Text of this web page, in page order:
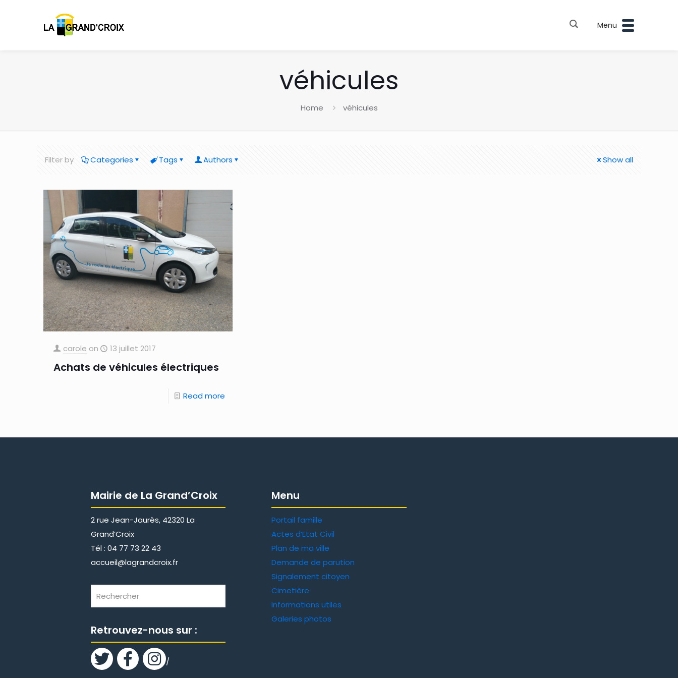
Menu
véhicules
Home véhicules
Filter by Categories Tags Authors Show all
carole on 13 juillet 2017
Achats de véhicules électriques
Read more
Mairie de La Grand’Croix
2 rue Jean-Jaurès, 42320 La
Grand’Croix
Tél : 04 77 73 22 43
accueil@lagrandcroix.fr
Retrouvez-nous sur :
/
Menu
Portail famille
Actes d’Etat Civil
Plan de ma ville
Demande de parution
Signalement citoyen
Cimetière
Informations utiles
Galeries photos